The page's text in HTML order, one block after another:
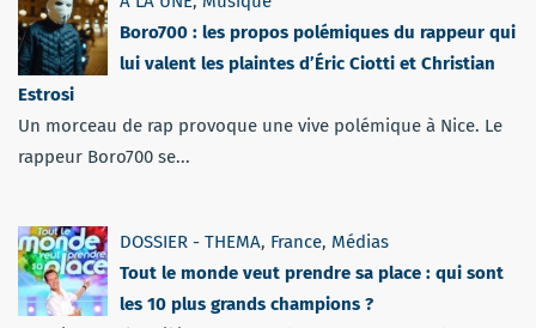
Boro700 : les propos polémiques du rappeur qui
lui valent les plaintes d’Éric Ciotti et Christian
Estrosi
Un morceau de rap provoque une vive polémique à Nice. Le
rappeur Boro700 se...
DOSSIER - THEMA, France, Médias
Tout le monde veut prendre sa place : qui sont
les 10 plus grands champions ?